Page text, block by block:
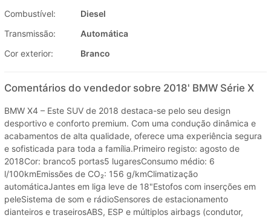
Combustível:
Diesel
Transmissão:
Automática
Cor exterior:
Branco
Comentários do vendedor sobre 2018' BMW Série X
BMW X4 – Este SUV de 2018 destaca-se pelo seu design
desportivo e conforto premium. Com uma condução dinâmica e
acabamentos de alta qualidade, oferece uma experiência segura
e sofisticada para toda a família.Primeiro registo: agosto de
2018Cor: branco5 portas5 lugaresConsumo médio: 6
l/100kmEmissões de CO₂: 156 g/kmClimatização
automáticaJantes em liga leve de 18"Estofos com inserções em
peleSistema de som e rádioSensores de estacionamento
dianteiros e traseirosABS, ESP e múltiplos airbags (condutor,